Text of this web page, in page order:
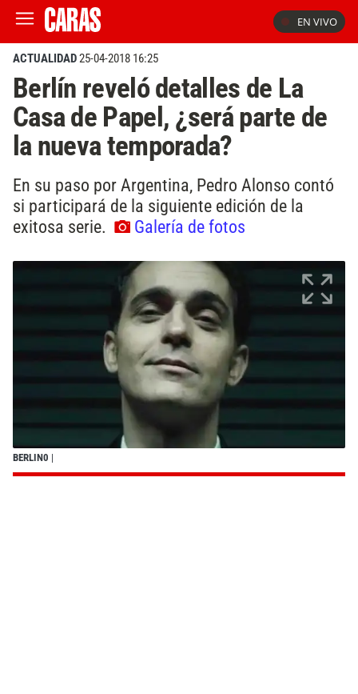
EN VIVO
ACTUALIDAD25-04-2018 16:25
Berlín reveló detalles de La
Casa de Papel, ¿será parte de
la nueva temporada?
En su paso por Argentina, Pedro Alonso contó
si participará de la siguiente edición de la
exitosa serie.
Galería de fotos
BERLIN0 |